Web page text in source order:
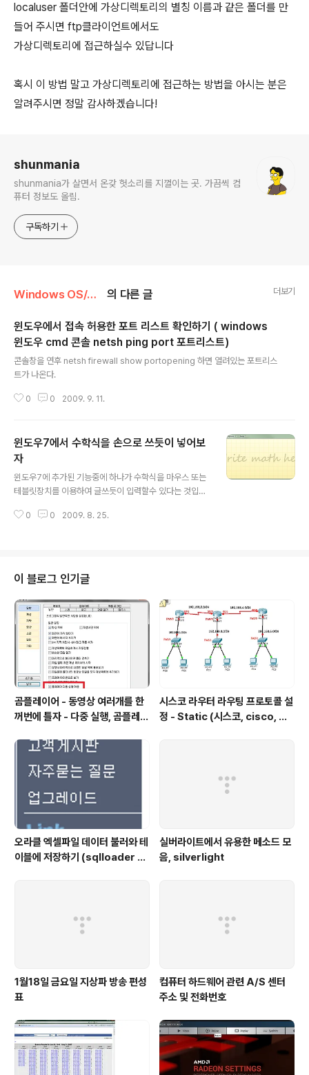
localuser 폴더안에 가상디렉토리의 별칭 이름과 같은 폴더를 만
들어 주시면 ftp클라이언트에서도
가상디렉토리에 접근하실수 있답니다
혹시 이 방법 말고 가상디렉토리에 접근하는 방법을 아시는 분은
알려주시면 정말 감사하겠습니다!
shunmania
shunmania가 살면서 온갖 헛소리를 지껄이는 곳. 가끔씩 컴
퓨터 정보도 올림.
구독하기
Windows OS/윈도우팁 의 다른 글 더보기
윈도우에서 접속 허용한 포트 리스트 확인하기 ( windows
윈도우 cmd 콘솔 netsh ping port 포트리스트)
콘솔창을 연후 netsh firewall show portopening 하면 열려있는 포트리스
트가 나온다.
0 0 2009. 9. 11.
윈도우7에서 수학식을 손으로 쓰듯이 넣어보
자
윈도우7에 추가된 기능중에 하나가 수학식을 마우스 또는
테블릿장치를 이용하여 글쓰듯이 입력할수 있다는 것입니
많이 쓰는데 수식입력이 은근히 불편하죠 일일이 마우스로
에 마우스 또는 테블릿 장치를 이용해서 수식을 그려(?)주
면 됩니다. 사진에 보시면 마우스로 x의 제곱 더하기 y의
제곱이 8이라는 식을 마우스로 그리니까 상단부의 박스에
입력식이 그대로 만들어졌습니다. 그럼 이것을 붙여넣으려
는 문서에 커서를 대신후 아래쪽에 있는 insert를 누르시
면 됩니다. 아 그런데 ..
0 0 2009. 8. 25.
이 블로그 인기글
곰플레이어 - 동영상 여러개를 한
꺼번에 틀자 - 다중 실행, 곰플레이
다운
시스코 라우터 라우팅 프로토콜 설
정 - Static (시스코, cisco, 라
오라클 엑셀파일 데이터 불러와 테
이블에 저장하기 (sqlloader 를
실버라이트에서 유용한 메소드 모
음, silverlight
1월18일 금요일 지상파 방송 편성
표
컴퓨터 하드웨어 관련 A/S 센터
주소 및 전화번호